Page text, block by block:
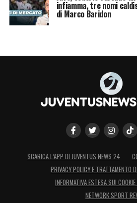
infiamma, tre nomi
di Marco Baridon
SCARICA L’APP DI JUVENTUS NEWS 24
PRIVACY POLICY E TRATTAMENTO
INFORMATIVA ESTESA SUI
NETWORK SPORT